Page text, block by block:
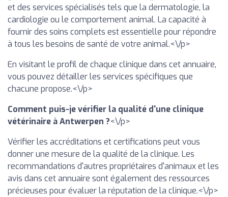
et des services spécialisés tels que la dermatologie, la
cardiologie ou le comportement animal. La capacité à
fournir des soins complets est essentielle pour répondre
à tous les besoins de santé de votre animal.<\/p>
En visitant le profil de chaque clinique dans cet annuaire,
vous pouvez détailler les services spécifiques que
chacune propose.<\/p>
Comment puis-je vérifier la qualité d'une clinique
vétérinaire à Antwerpen ?<\/p>
Vérifier les accréditations et certifications peut vous
donner une mesure de la qualité de la clinique. Les
recommandations d'autres propriétaires d'animaux et les
avis dans cet annuaire sont également des ressources
précieuses pour évaluer la réputation de la clinique.<\/p>